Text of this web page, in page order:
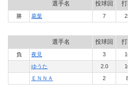
選手名 投球回
勝 葛葉 7
選手名 投球回
負 夜見 3
ゆうた
2.0
ＥＮＮＡ
2